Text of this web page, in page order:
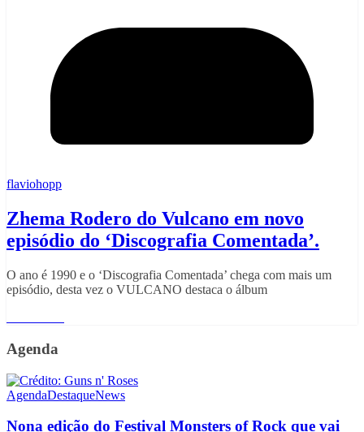
flaviohopp
Zhema Rodero do Vulcano em novo
episódio do ‘Discografia Comentada’.
O ano é 1990 e o ‘Discografia Comentada’ chega com mais um
episódio, desta vez o VULCANO destaca o álbum
Agenda
AgendaDestaqueNews
Nona edição do Festival Monsters of Rock que vai